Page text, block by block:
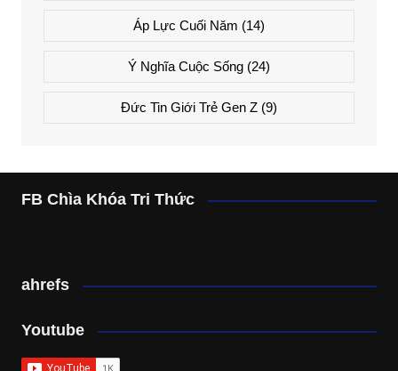
Áp Lực Cuối Năm (14)
Ý Nghĩa Cuộc Sống(24)
Đức Tin Giới Trẻ Gen Z(9)
FB Chìa Khóa Tri Thức
ahrefs
Youtube